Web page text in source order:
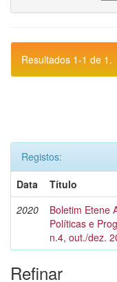
Resultados 1-1 de 1.
Registos:
Data
Título
2020
Boletim Etene
Políticas e
n.4, out./dez.
Refinar